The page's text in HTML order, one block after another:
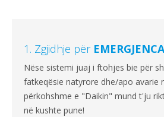
1. Zgjidhje për
Nëse sistemi juaj i ftohjes bie për
fatkeqësie natyrore dhe/apo avarie
përkohshme e "Daikin" mund t'ju
në kushte pune!